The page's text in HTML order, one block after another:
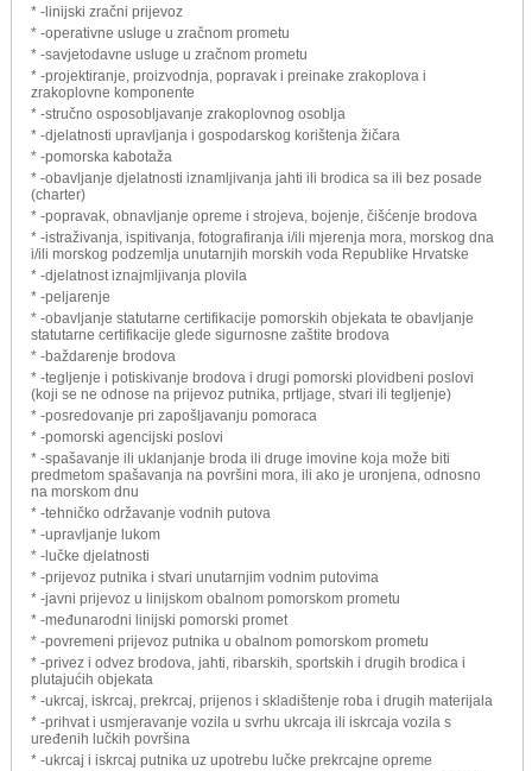
* -linijski zračni prijevoz
* -operativne usluge u zračnom prometu
* -savjetodavne usluge u zračnom prometu
* -projektiranje, proizvodnja, popravak i preinake zrakoplova i
zrakoplovne komponente
* -stručno osposobljavanje zrakoplovnog osoblja
* -djelatnosti upravljanja i gospodarskog korištenja žičara
* -pomorska kabotaža
* -obavljanje djelatnosti iznamljivanja jahti ili brodica sa ili bez posade
(charter)
* -popravak, obnavljanje opreme i strojeva, bojenje, čišćenje brodova
* -istraživanja, ispitivanja, fotografiranja i/ili mjerenja mora, morskog dna
i/ili morskog podzemlja unutarnjih morskih voda Republike Hrvatske
* -djelatnost iznajmljivanja plovila
* -peljarenje
* -obavljanje statutarne certifikacije pomorskih objekata te obavljanje
statutarne certifikacije glede sigurnosne zaštite brodova
* -baždarenje brodova
* -tegljenje i potiskivanje brodova i drugi pomorski plovidbeni poslovi
(koji se ne odnose na prijevoz putnika, prtljage, stvari ili tegljenje)
* -posredovanje pri zapošljavanju pomoraca
* -pomorski agencijski poslovi
* -spašavanje ili uklanjanje broda ili druge imovine koja može biti
predmetom spašavanja na površini mora, ili ako je uronjena, odnosno
na morskom dnu
* -tehničko održavanje vodnih putova
* -upravljanje lukom
* -lučke djelatnosti
* -prijevoz putnika i stvari unutarnjim vodnim putovima
* -javni prijevoz u linijskom obalnom pomorskom prometu
* -međunarodni linijski pomorski promet
* -povremeni prijevoz putnika u obalnom pomorskom prometu
* -privez i odvez brodova, jahti, ribarskih, sportskih i drugih brodica i
plutajućih objekata
* -ukrcaj, iskrcaj, prekrcaj, prijenos i skladištenje roba i drugih materijala
* -prihvat i usmjeravanje vozila u svrhu ukrcaja ili iskrcaja vozila s
uređenih lučkih površina
* -ukrcaj i iskrcaj putnika uz upotrebu lučke prekrcajne opreme